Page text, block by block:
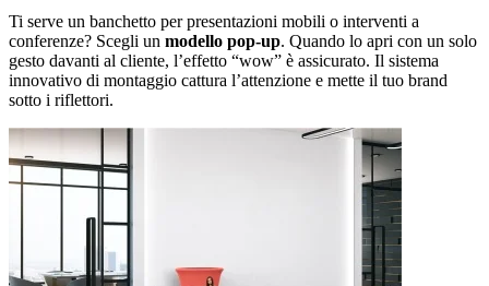
Ti serve un banchetto per presentazioni mobili o interventi a
conferenze? Scegli un modello pop-up. Quando lo apri con un solo
gesto davanti al cliente, l’effetto “wow” è assicurato. Il sistema
innovativo di montaggio cattura l’attenzione e mette il tuo brand
sotto i riflettori.